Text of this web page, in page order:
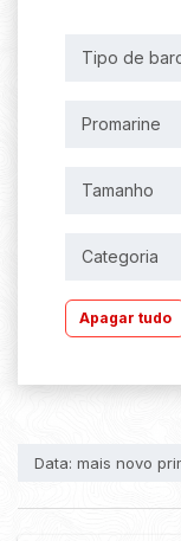
Tipo de
Promarine
Tamanho
Categoria
Apagar tudo
Data: mais novo